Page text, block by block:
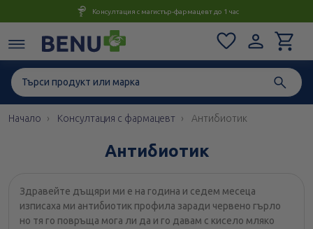
Консултация с магистър-фармацевт до 1 час
Начало Консултация с фармацевт Антибиотик
Антибиотик
Здравейте дъщяри ми е на година и седем месеца
изписаха ми антибиотик профила заради червено гърло
но тя го повръща мога ли да и го давам с кисело мляко